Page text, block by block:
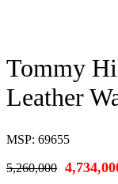
Tommy
Leather
MSP: 69655
5,260,000